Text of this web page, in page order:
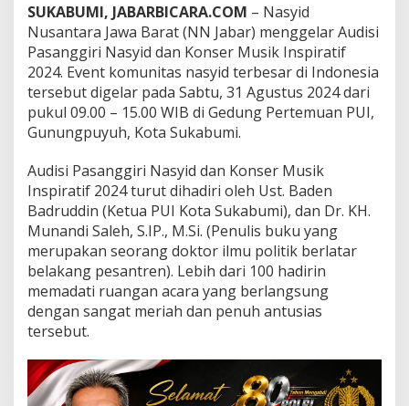
n
g
g
i
i
N
a
y
d
d
a
n
K
o
n
s
M
s
SUKABUMI, JABARBICARA.COM – Nasyid
Nusantara Jawa Barat (NN Jabar) menggelar Audisi
Pasanggiri Nasyid dan Konser Musik Inspiratif
2024. Event komunitas nasyid terbesar di Indonesia
tersebut digelar pada Sabtu, 31 Agustus 2024 dari
pukul 09.00 – 15.00 WIB di Gedung Pertemuan PUI,
Gunungpuyuh, Kota Sukabumi.
Audisi Pasanggiri Nasyid dan Konser Musik
Inspiratif 2024 turut dihadiri oleh Ust. Baden
Badruddin (Ketua PUI Kota Sukabumi), dan Dr. KH.
Munandi Saleh, S.IP., M.Si. (Penulis buku yang
merupakan seorang doktor ilmu politik berlatar
belakang pesantren). Lebih dari 100 hadirin
memadati ruangan acara yang berlangsung
dengan sangat meriah dan penuh antusias
tersebut.